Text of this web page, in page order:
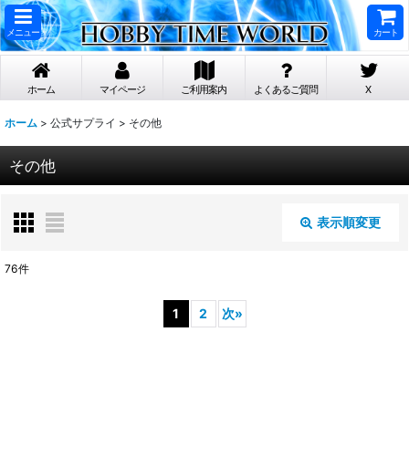
メニュー カート
ホーム マイページ ご利用案内 よくあるご質問 X
ホーム > 公式サプライ > その他
その他
表示順変更
76件
1 2 次»